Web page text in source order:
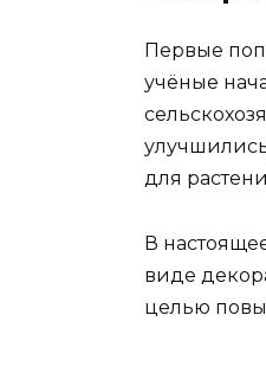
Первые
учёные
для
В
виде
целью